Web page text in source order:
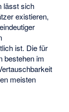
lässt sich
existieren,
ist. Die für
bestehen im
meisten